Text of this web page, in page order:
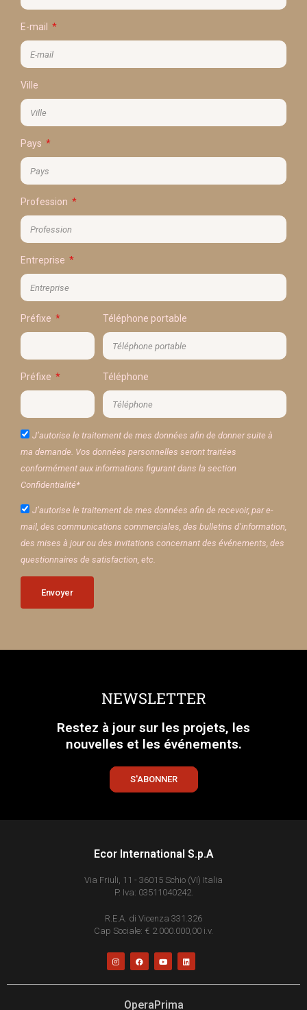
E-mail
Ville
Pays
Profession
Entreprise
Préfixe Téléphone portable
Préfixe Téléphone
J’autorise le traitement de mes données afin de donner suite à
ma demande. Vos données personnelles seront traitées
conformément aux informations figurant dans la section
Confidentialité*
J’autorise le traitement de mes données afin de recevoir, par e-
mail, des communications commerciales, des bulletins d’information,
des mises à jour ou des invitations concernant des événements, des
questionnaires de satisfaction, etc.
Envoyer
NEWSLETTER
Restez à jour sur les projets, les
nouvelles et les événements.
S'ABONNER
Ecor International S.p.A
Via Friuli, 11 - 36015 Schio (VI) Italia
P. Iva: 03511040242.
R.E.A. di Vicenza 331.326
Cap Sociale: € 2.000.000,00 i.v.
OperaPrima